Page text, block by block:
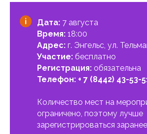
Дата: 7 августа
Время: 18:00
Адрес: г. Энгельс, ул.
Участие: бесплатно
Регистрация: обязательна
Телефон: + 7 (8442) 43-53-
Количество мест на
ограничено, поэтому лучше
зарегистрироваться